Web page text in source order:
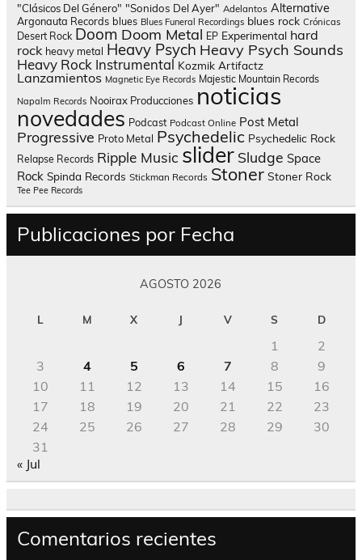
"Clásicos Del Género" "Sonidos Del Ayer" Adelantos Alternative
Argonauta Records blues Blues Funeral Recordings blues rock Crónicas
Desert Rock Doom Doom Metal EP Experimental hard
rock heavy metal Heavy Psych Heavy Psych Sounds
Heavy Rock Instrumental Kozmik Artifactz
Lanzamientos Magnetic Eye Records Majestic Mountain Records
Napalm Records Nooirax Producciones noticias
novedades Podcast Podcast Online Post Metal
Progressive Proto Metal Psychedelic Psychedelic Rock
Relapse Records Ripple Music slider Sludge Space
Rock Spinda Records Stickman Records Stoner Stoner Rock
Tee Pee Records
Publicaciones por Fecha
AGOSTO 2026
L M X J V S D
1
2
3
4 5 6 7 8
9
10
11 12 13 14 15
16
17
18 19 20 21 22
23
24
25 26 27 28 29
30
31
« Jul
Comentarios recientes